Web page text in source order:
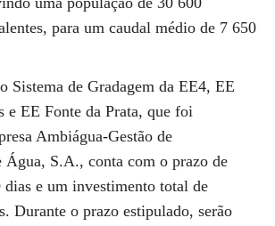
para um caudal médio de 7 650
Sistema de Gradagem da EE4, EE
e EE Fonte da Prata, que foi
Ambiágua-Gestão de
Água, S.A., conta com o prazo de
dias e um investimento total de
Durante o prazo estipulado, serão